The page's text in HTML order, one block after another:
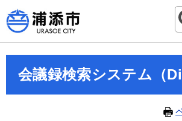
会議録検索システム（